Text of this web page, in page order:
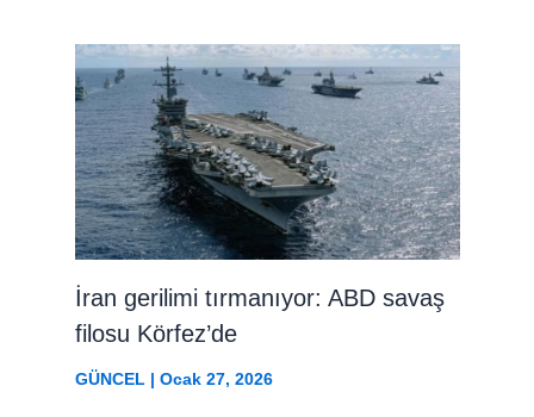
İran gerilimi tırmanıyor: ABD savaş
filosu Körfez’de
GÜNCEL| Ocak 27, 2026